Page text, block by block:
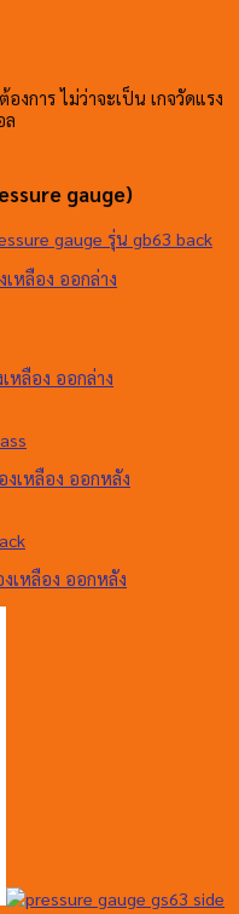
งการ ไม่ว่าจะเป็น เกจวัดแรง
ล
gauge)
เหลือง ออกล่าง
หลือง ออกล่าง
งเหลือง ออกหลัง
งเหลือง ออกหลัง